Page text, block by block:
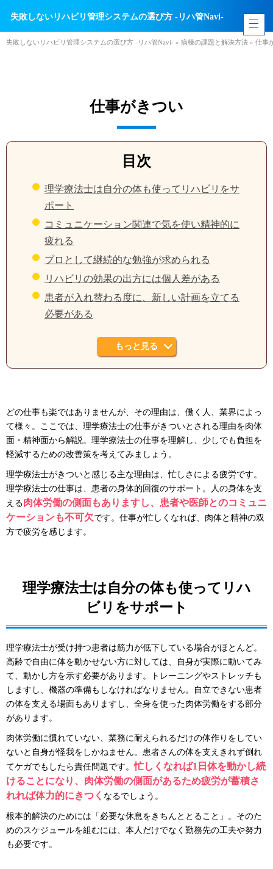
失敗しないリハビリ管理システムの選び方 -リハ管Navi-
失敗しないリハビリ管理システムの選び方 -リハ管Navi- » 病棟の課題と解決方法 » 仕事
仕事がきつい
目次
理学療法士は自分の体も使ってリハビリをサ
ポート
コミュニケーション関連で気を使い精神的に
疲れる
プロとして継続的な勉強が求められる
リハビリの効果の出方には個人差がある
患者が入れ替わる度に、新しい計画を立てる
必要がある
もっと見る
どの仕事も楽ではありませんが、その理由は、働く人、業界によっ
て様々。ここでは、理学療法士の仕事がきついとされる理由を肉体
面・精神面から解説。理学療法士の仕事を理解し、少しでも負担を
軽減するための改善策を考えてみましょう。
理学療法士がきついと感じる主な理由は、忙しさによる疲労です。
理学療法士の仕事は、患者の身体的回復のサポート。人の身体を支
える肉体労働の側面もありますし、患者や医師とのコミュニ
ケーションも不可欠です。仕事が忙しくなれば、肉体と精神の双
方で疲労を感じます。
理学療法士は自分の体も使ってリハ
ビリをサポート
理学療法士が受け持つ患者は筋力が低下している場合がほとんど。
高齢で自由に体を動かせない方に対しては、自身が実際に動いてみ
て、動かし方を示す必要があります。トレーニングやストレッチも
しますし、機器の準備もしなければなりません。自立できない患者
の体を支える場面もありますし、全身を使った肉体労働をする部分
があります。
肉体労働に慣れていない、業務に耐えられるだけの体作りをしてい
ないと自身が怪我をしかねません。患者さんの体を支えきれず倒れ
てケガでもしたら責任問題です。忙しくなれば1日体を動かし続
けることになり、肉体労働の側面があるため疲労が蓄積さ
れれば体力的にきつく なるでしょう。
根本的解決のためには「必要な休息をきちんととること」。そのた
めのスケジュールを組むには、本人だけでなく勤務先の工夫や努力
も必要です。